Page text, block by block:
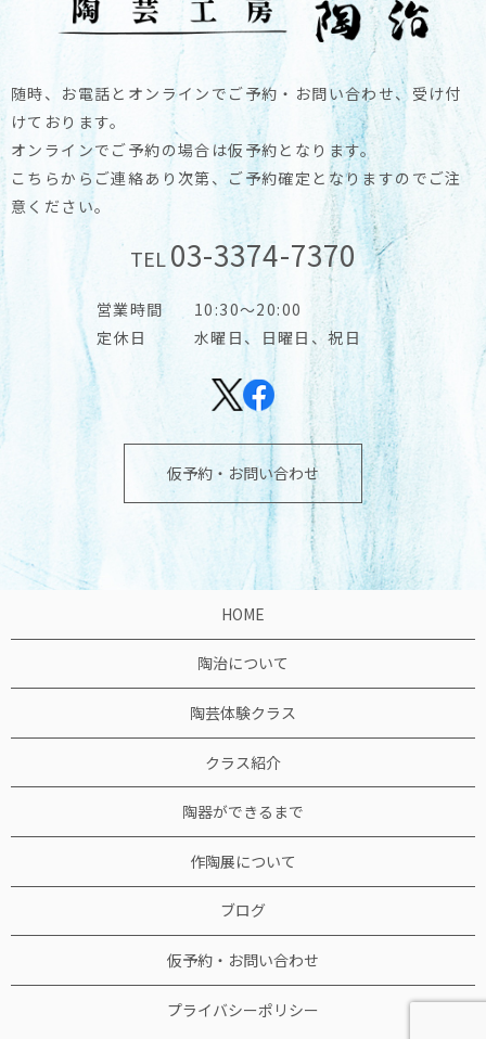
随時、お電話とオンラインでご予約・お問い合わせ、受け付
けております。
オンラインでご予約の場合は仮予約となります。
こちらからご連絡あり次第、ご予約確定となりますのでご注
意ください。
TEL03-3374-7370
営業時間
10:30～20:00
定休日
水曜日、日曜日、祝日
仮予約・お問い合わせ
HOME
陶治について
陶芸体験クラス
クラス紹介
陶器ができるまで
作陶展について
ブログ
仮予約・お問い合わせ
プライバシーポリシー